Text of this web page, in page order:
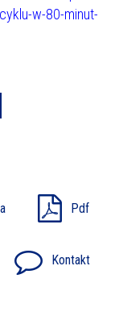
w-80-minut-
Pdf
Kontakt